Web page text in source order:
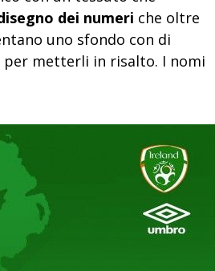
dei numeri che oltre
uno sfondo con di
per metterli in risalto. I nomi